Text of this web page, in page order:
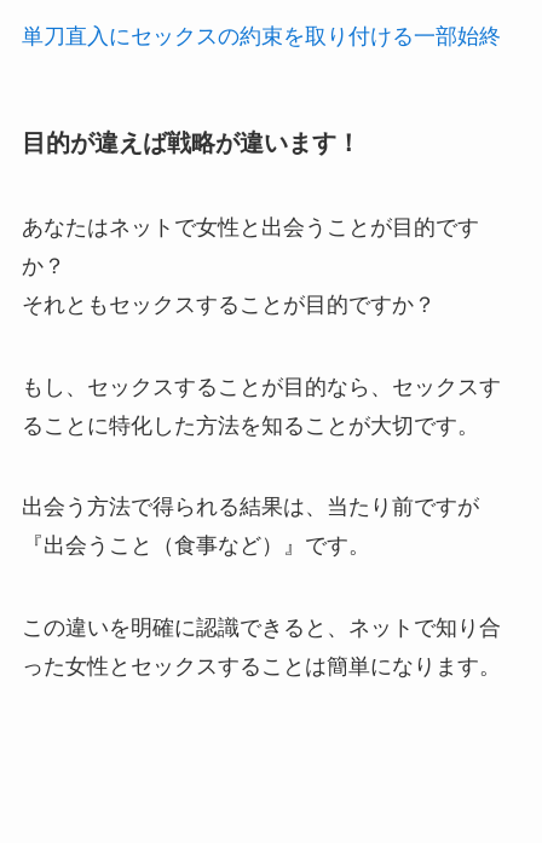
単刀直入にセックスの約束を取り付ける一部始終
目的が違えば戦略が違います！
あなたはネットで女性と出会うことが目的です
か？
それともセックスすることが目的ですか？
もし、セックスすることが目的なら、セックスす
ることに特化した方法を知ることが大切です。
出会う方法で得られる結果は、当たり前ですが
『出会うこと（食事など）』です。
この違いを明確に認識できると、ネットで知り合
った女性とセックスすることは簡単になります。